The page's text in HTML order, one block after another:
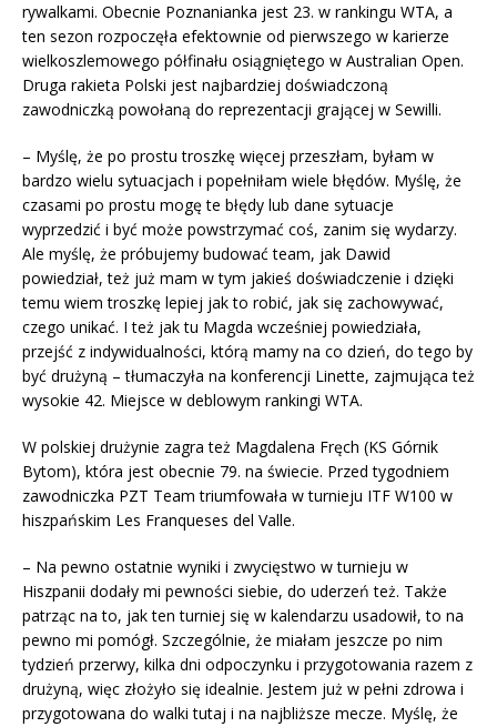
rywalkami. Obecnie Poznanianka jest 23. w rankingu WTA, a
ten sezon rozpoczęła efektownie od pierwszego w karierze
wielkoszlemowego półfinału osiągniętego w Australian Open.
Druga rakieta Polski jest najbardziej doświadczoną
zawodniczką powołaną do reprezentacji grającej w Sewilli.
– Myślę, że po prostu troszkę więcej przeszłam, byłam w
bardzo wielu sytuacjach i popełniłam wiele błędów. Myślę, że
czasami po prostu mogę te błędy lub dane sytuacje
wyprzedzić i być może powstrzymać coś, zanim się wydarzy.
Ale myślę, że próbujemy budować team, jak Dawid
powiedział, też już mam w tym jakieś doświadczenie i dzięki
temu wiem troszkę lepiej jak to robić, jak się zachowywać,
czego unikać. I też jak tu Magda wcześniej powiedziała,
przejść z indywidualności, którą mamy na co dzień, do tego by
być drużyną – tłumaczyła na konferencji Linette, zajmująca też
wysokie 42. Miejsce w deblowym rankingi WTA.
W polskiej drużynie zagra też Magdalena Fręch (KS Górnik
Bytom), która jest obecnie 79. na świecie. Przed tygodniem
zawodniczka PZT Team triumfowała w turnieju ITF W100 w
hiszpańskim Les Franqueses del Valle.
– Na pewno ostatnie wyniki i zwycięstwo w turnieju w
Hiszpanii dodały mi pewności siebie, do uderzeń też. Także
patrząc na to, jak ten turniej się w kalendarzu usadowił, to na
pewno mi pomógł. Szczególnie, że miałam jeszcze po nim
tydzień przerwy, kilka dni odpoczynku i przygotowania razem z
drużyną, więc złożyło się idealnie. Jestem już w pełni zdrowa i
przygotowana do walki tutaj i na najbliższe mecze. Myślę, że